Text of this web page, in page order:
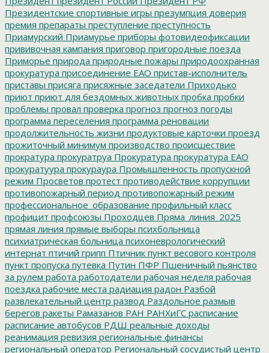
Президентские спортивные игры презумпция доверия
премия препараты преступление преступность
Приамурский Приамурье приборы фотовидеофиксации
прививочная кампания приговор пригородные поезда
Приморье природа природные пожары природоохранная
прокуратура присоединение ЕАО пристав-исполнитель
приставы присяга присяжные заседатели Приходько
приют приют для бездомных животных пробка пробки
проблемы провал проверка прогноз прогноз погоды
программа переселения программа реновации
продолжительность жизни продуктовые карточки проезд
прожиточный минимум производство происшествие
прократура прокуратруа Прокуратура прокуратура ЕАО
прокуратуура прокураура Промышленность пропускной
режим Просветов протест противодействие коррупции
противопожарный период противопожарный режим
профессиональное_образование профильный класс
профицит профсоюзы Проходцев Пряма_линия_2025
прямая линия прямые выборы психбольница
психиатрическая больница психоневрологический
интернат птичий грипп Птичник пункт весового контроля
пункт пропуска путевка Путин ПФР Пшеничный пьянство
за рулем работа работодатели рабочая неделя рабочая
поездка рабочие места радиация радон Разбой
развлекательный центр развод Раздольное размыв
берегов ракеты Рамазанов РАН РАНХиГС расписание
расписание автобусов РДШ реальные доходы
реанимация ревизия региональные финансы
региональный оператор Региональный сосудистый центр